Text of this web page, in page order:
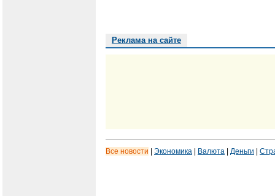
Реклама на сайте
Все новости | Экономика | Валюта | Деньги |